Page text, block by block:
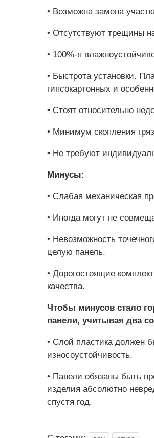
• Возможна замена
• Отсутствуют трещины
• 100%-я
• Быстрота установки.
гипсокартонных и
• Стоят относительно
• Минимум скопления
• Не требуют
Минусы:
• Слабая механическая
• Иногда могут не
• Невозможность
целую панель.
• Дорогостоящие
качества.
Чтобы минусов стало
панели, учитывая два
• Слой пластика должен
износоустойчивость.
• Панели обязаны быть
изделия абсолютно
спустя год.